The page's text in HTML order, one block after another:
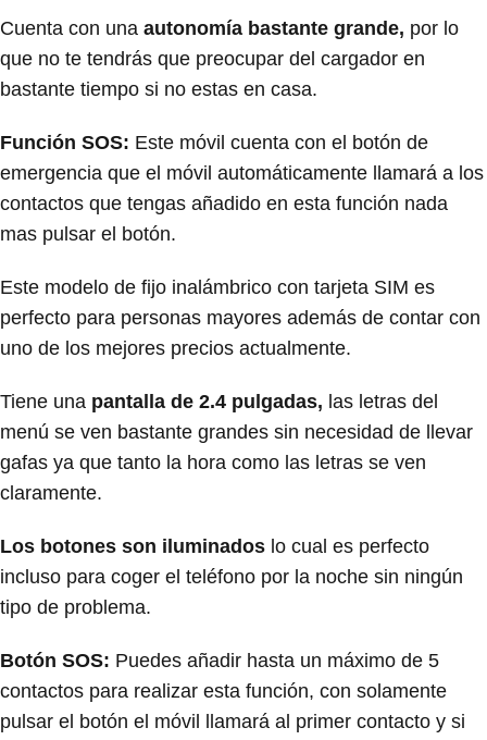
Cuenta con una autonomía bastante grande, por lo
que no te tendrás que preocupar del cargador en
bastante tiempo si no estas en casa.
Función SOS: Este móvil cuenta con el botón de
emergencia que el móvil automáticamente llamará a los
contactos que tengas añadido en esta función nada
mas pulsar el botón.
Este modelo de fijo inalámbrico con tarjeta SIM es
perfecto para personas mayores además de contar con
uno de los mejores precios actualmente.
Tiene una pantalla de 2.4 pulgadas, las letras del
menú se ven bastante grandes sin necesidad de llevar
gafas ya que tanto la hora como las letras se ven
claramente.
Los botones son iluminados lo cual es perfecto
incluso para coger el teléfono por la noche sin ningún
tipo de problema.
Botón SOS: Puedes añadir hasta un máximo de 5
contactos para realizar esta función, con solamente
pulsar el botón el móvil llamará al primer contacto y si